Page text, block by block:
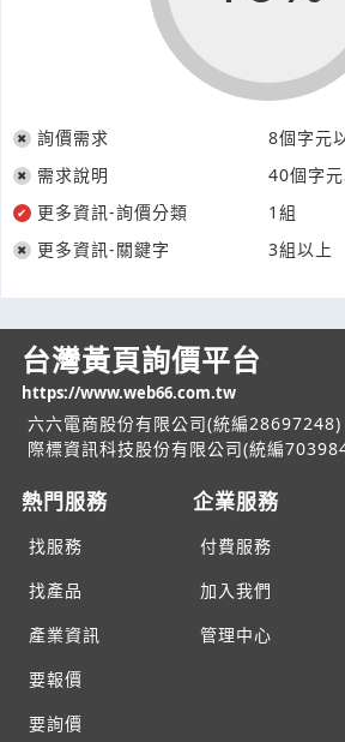
詢價需求 8個字元
需求說明
40個字
更多資訊-詢價分類
1組
更多資訊-關鍵字
3組以上
台灣黃頁詢價平台
https://www.web66.com.tw
六六電商股份有限公司(統編28697248)
際標資訊科技股份有限公司(統編
熱門服務
找服務
找產品
產業資訊
要報價
要詢價
企業服務
付費服務
加入我們
管理中心